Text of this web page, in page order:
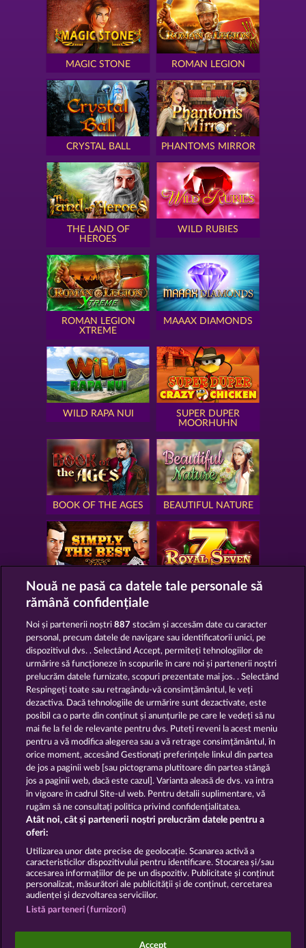
MAGIC STONE ROMAN LEGION
CRYSTAL BALL PHANTOMS MIRROR
THE LAND OF
HEROES
WILD RUBIES
ROMAN LEGION
XTREME
MAAAX DIAMONDS
WILD RAPA NUI
SUPER DUPER
MOORHUHN
BOOK OF THE AGES BEAUTIFUL NATURE
SIMPLY THE BEST ROYAL SEVEN
GOLDEN EI OF
MOORHUHN
FOREVER
DIAMONDS
Afișează toate jocurile
Termeni și condiții
Declarație de confidențialitate
Asistență tehnică Firmă
Trimite Cererea de Retragere
Jocurile din cazinoul de socializare au ca unic scop
Nouă ne pasă ca datele tale personale să
rămână confidențiale
Noi și partenerii noștri887 stocăm și accesăm date cu caracter
personal, precum datele de navigare sau identificatorii unici, pe
dispozitivul dvs. . Selectând Accept, permiteți tehnologiilor de
urmărire să funcționeze în scopurile în care noi și partenerii noștri
prelucrăm datele furnizate, scopuri prezentate mai jos. . Selectând
Respingeți toate sau retragându-vă consimțământul, le veți
dezactiva. Dacă tehnologiile de urmărire sunt dezactivate, este
posibil ca o parte din conținut și anunțurile pe care le vedeți să nu
mai fie la fel de relevante pentru dvs. Puteți reveni la acest meniu
pentru a vă modifica alegerea sau a vă retrage consimțământul, în
orice moment, accesând Gestionați preferințele linkul din partea
de jos a paginii web [sau pictograma plutitoare din partea stângă
jos a paginii web, dacă este cazul]. Varianta aleasă de dvs. va intra
în vigoare în cadrul Site-ul web. Pentru detalii suplimentare, vă
rugăm să ne consultați politica privind confidențialitatea.
Atât noi, cât și partenerii noștri prelucrăm datele pentru a
oferi:
Utilizarea unor date precise de geolocație. Scanarea activă a
caracteristicilor dispozitivului pentru identificare. Stocarea și/sau
accesarea informațiilor de pe un dispozitiv. Publicitate și conținut
personalizat, măsurători ale publicității și de conținut, cercetarea
audienței și dezvoltarea serviciilor.
Listă parteneri (furnizori)
Accept